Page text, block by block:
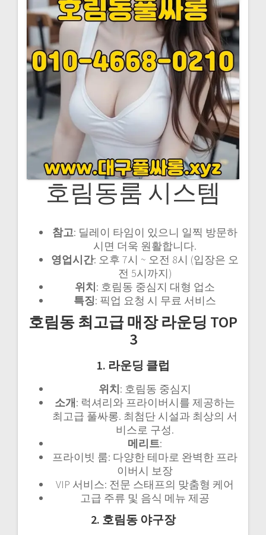
호림동룸 시스템
참고: 딜레이 타임이 있으니 일찍 방문하
시면 더욱 원활합니다.
영업시간: 오후 7시 ~ 오전 8시 (입장은 오
전 5시까지)
위치: 호림동 중심지 대형 업소
특징: 픽업 요청 시 무료 서비스
호림동 최고급 매장 라운딩 TOP
3
1. 라운딩 클럽
위치: 호림동 중심지
소개: 럭셔리와 프라이버시를 제공하는
최고급 풀싸롱. 최첨단 시설과 최상의 서
비스로 구성.
메리트:
프라이빗 룸: 다양한 테마로 완벽한 프라
이버시 보장
VIP 서비스: 전문 스태프의 맞춤형 케어
고급 주류 및 음식 메뉴 제공
2. 호림동 야구장